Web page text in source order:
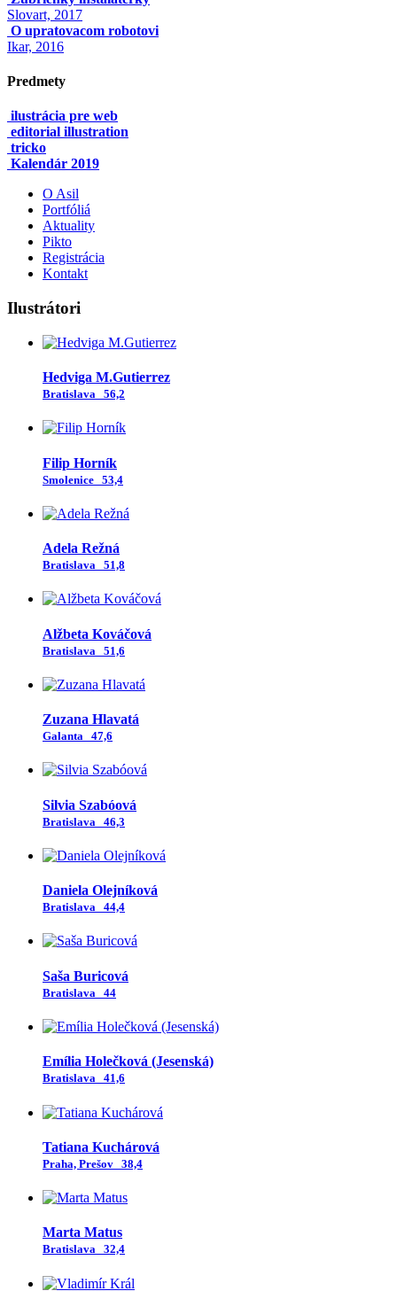
Slovart, 2017
O upratovacom robotovi
Ikar, 2016
Predmety
ilustrácia pre web
editorial illustration
tricko
Kalendár 2019
O Asil
Portfóliá
Aktuality
Pikto
Registrácia
Kontakt
Ilustrátori
Hedviga M.Gutierrez
Bratislava 56,2
Filip Horník
Smolenice 53,4
Adela Režná
Bratislava 51,8
Alžbeta Kováčová
Bratislava 51,6
Zuzana Hlavatá
Galanta 47,6
Silvia Szabóová
Bratislava 46,3
Daniela Olejníková
Bratislava 44,4
Saša Buricová
Bratislava 44
Emília Holečková (Jesenská)
Bratislava 41,6
Tatiana Kuchárová
Praha, Prešov 38,4
Marta Matus
Bratislava 32,4